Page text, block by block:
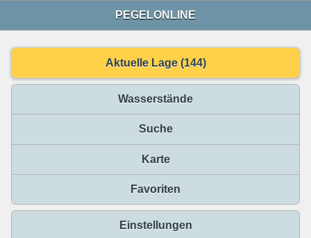
PEGELONLINE
Aktuelle Lage (144)
Wasserstände
Suche
Karte
Favoriten
Einstellungen